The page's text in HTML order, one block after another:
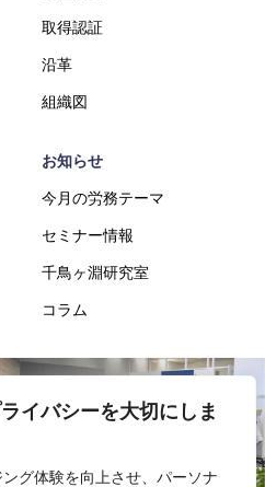
イバシーを大切にしま
グ体験を向上させ、パーソナ
取得認証
沿革
組織図
お知らせ
今月の労務テーマ
セミナー情報
千鳥ヶ淵研究室
コラム
事業内容